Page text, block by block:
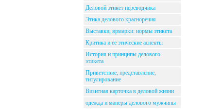
Деловой этикет переводчика
Этика делового красноречия
Выставки, ярмарки: нормы этикета
Критика и ее этические аспекты
История и принципы делового
этикета
Приветствие, представление,
титулирование
Визитная карточка в деловой жизни
одежда и манеры делового мужчины